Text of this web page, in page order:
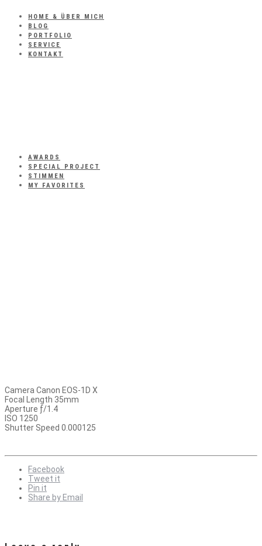
HOME & ÜBER MICH
BLOG
PORTFOLIO
SERVICE
KONTAKT
AWARDS
SPECIAL PROJECT
STIMMEN
MY FAVORITES
Camera Canon EOS-1D X
Focal Length 35mm
Aperture ƒ/1.4
ISO 1250
Shutter Speed 0.000125
Facebook
Tweet it
Pin it
Share by Email